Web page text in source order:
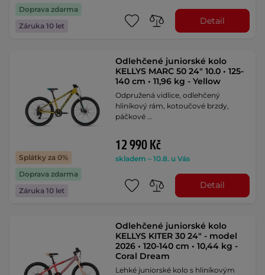
Doprava zdarma
Záruka 10 let
Detail
Splátky za 0%
Doprava zdarma
Záruka 10 let
Odlehčené juniorské kolo
KELLYS MARC 50 24" 10.0 • 125-
140 cm • 11,96 kg - Yellow
Odpružená vidlice, odlehčený
hliníkový rám, kotoučové brzdy,
páčkové …
12 990 Kč
skladem – 10.8. u Vás
Detail
Odlehčené juniorské kolo
KELLYS KITER 30 24" - model
2026 • 120-140 cm • 10,44 kg -
Coral Dream
Lehké juniorské kolo s hliníkovým